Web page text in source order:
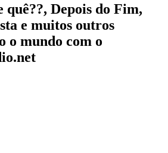
Depois do Fim,
e muitos outros
o mundo com o